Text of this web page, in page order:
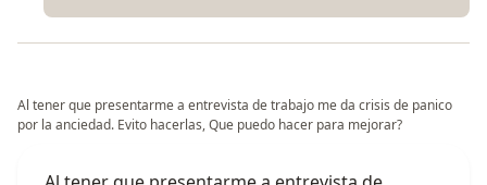
Al tener que presentarme a entrevista de trabajo me da crisis de panico
por la anciedad. Evito hacerlas, Que puedo hacer para mejorar?